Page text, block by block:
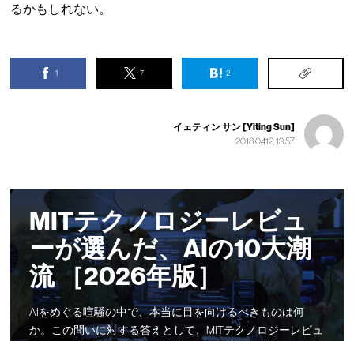
るかもしれない。
1 7 2
イェティン サン [Yiting Sun]
2018.04.12, 13:57
MITテクノロジーレビュ
ーが選んだ、AIの10大潮
流 ［2026年版］
AIをめぐる喧騒の中で、本当に目を向けるべきものは何
か。この問いに対する答えとして、MITテクノロジーレビュ